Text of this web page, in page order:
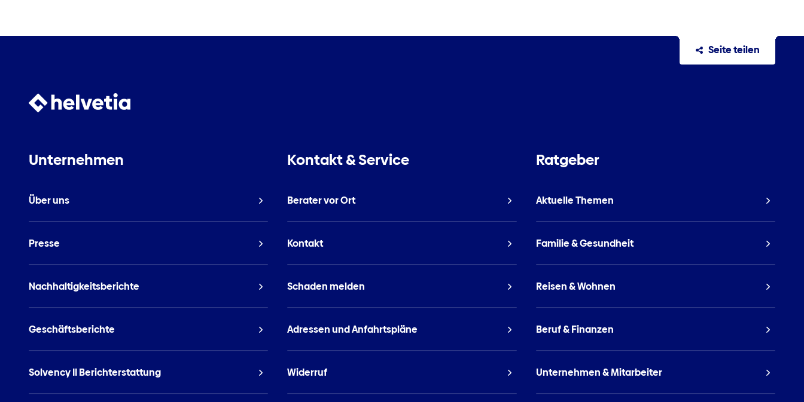
Seite teilen
Unternehmen
Über uns
Presse
Nachhaltigkeitsberichte
Geschäftsberichte
Solvency II Berichterstattung
Kontakt & Service
Berater vor Ort
Kontakt
Schaden melden
Adressen und Anfahrtspläne
Widerruf
Ratgeber
Aktuelle Themen
Familie & Gesundheit
Reisen & Wohnen
Beruf & Finanzen
Unternehmen & Mitarbeiter